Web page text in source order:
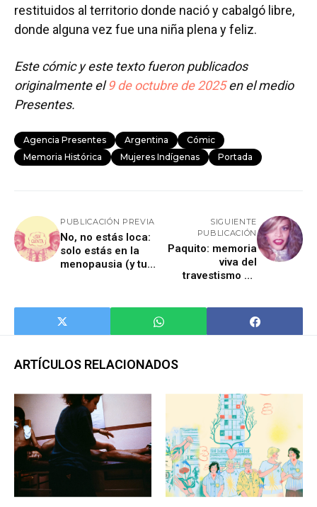
restituidos al territorio donde nació y cabalgó libre,
donde alguna vez fue una niña plena y feliz.
Este cómic y este texto fueron publicados
originalmente el9 de octubre de 2025en el medio
Presentes.
Agencia Presentes Argentina
Cómic
Memoria Histórica
Mujeres Indígenas Portada
PUBLICACIÓN PREVIA
No, no estás loca:
solo estás en la
menopausia (y tu
SIGUIENTE
PUBLICACIÓN
Paquito: memoria
viva del
travestismo en
ARTÍCULOS RELACIONADOS